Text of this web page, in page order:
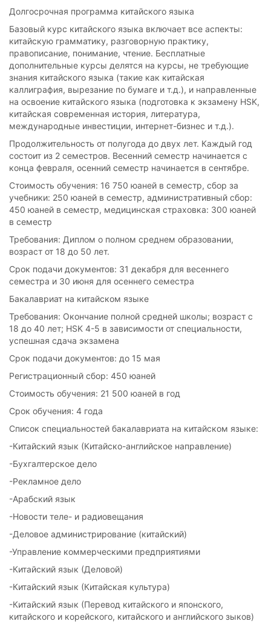
Долгосрочная программа китайского языка
Базовый курс китайского языка включает все аспекты:
китайскую грамматику, разговорную практику,
правописание, понимание, чтение. Бесплатные
дополнительные курсы делятся на курсы, не требующие
знания китайского языка (такие как китайская
каллиграфия, вырезание по бумаге и т.д.), и направленные
на освоение китайского языка (подготовка к экзамену HSK,
китайская современная история, литература,
международные инвестиции, интернет-бизнес и т.д.).
Продолжительность от полугода до двух лет. Каждый год
состоит из 2 семестров. Весенний семестр начинается с
конца февраля, осенний семестр начинается в сентябре.
Стоимость обучения: 16 750 юаней в семестр, сбор за
учебники: 250 юаней в семестр, административный сбор:
450 юаней в семестр, медицинская страховка: 300 юаней
в семестр
Требования: Диплом о полном среднем образовании,
возраст от 18 до 50 лет.
Срок подачи документов: 31 декабря для весеннего
семестра и 30 июня для осеннего семестра
Бакалавриат на китайском языке
Требования: Окончание полной средней школы; возраст c
18 до 40 лет; HSK 4-5 в зависимости от специальности,
успешная сдача экзамена
Срок подачи документов: до 15 мая
Регистрационный сбор: 450 юаней
Стоимость обучения: 21 500 юаней в год
Срок обучения: 4 года
Список специальностей бакалавриата на китайском языке:
-Китайский язык (Китайско-английское направление)
-Бухгалтерское дело
-Рекламное дело
-Арабский язык
-Новости теле- и радиовещания
-Деловое администрирование (китайский)
-Управление коммерческими предприятиями
-Китайский язык (Деловой)
-Китайский язык (Китайская культура)
-Китайский язык (Перевод китайского и японского,
китайского и корейского, китайского и английского зыков)